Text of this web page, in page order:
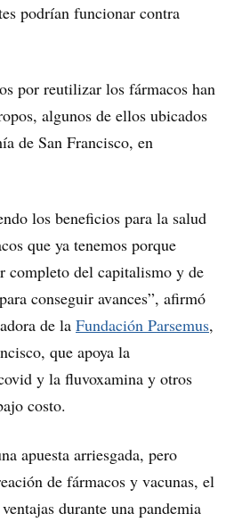
podrían funcionar contra
por reutilizar los fármacos han
algunos de ellos ubicados
de San Francisco, en
los beneficios para la salud
que ya tenemos porque
completo del capitalismo y de
conseguir avances”, afirmó
de la Fundación Parsemus,
que apoya la
y la fluvoxamina y otros
costo.
apuesta arriesgada, pero
de fármacos y vacunas, el
durante una pandemia